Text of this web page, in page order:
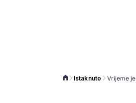
Istaknuto